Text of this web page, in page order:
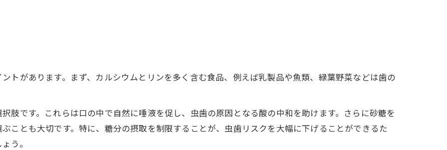
トがあります。まず、カルシウムとリンを多く含む食品、例えば乳製品や魚類、緑葉野菜などは歯の
肢です。これらは口の中で自然に唾液を促し、虫歯の原因となる酸の中和を助けます。さらに砂糖を
ことも大切です。特に、糖分の摂取を制限することが、虫歯リスクを大幅に下げることができるた
う。